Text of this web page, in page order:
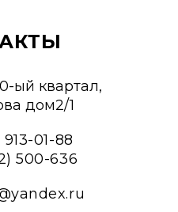
ый квартал,
дом2/1
01-88
500-636